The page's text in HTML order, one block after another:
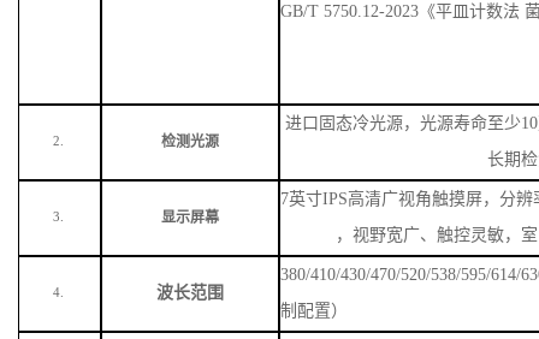
GB/T 5750.12-2023《平皿计数法
2. 检测光源
进口固态冷光源，光源寿命至少
长期
3. 显示屏幕
7英寸IPS高清广视角触摸屏，分
，视野宽广、触控灵敏，
4. 波长范围
380/410/430/470/520/538/595/614/
制配置）